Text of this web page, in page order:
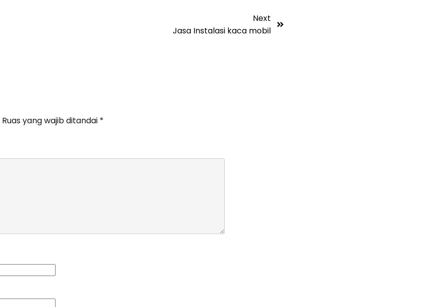
Next
Jasa Instalasi kaca mobil
Ruas yang wajib ditandai *